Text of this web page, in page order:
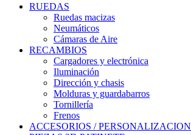
RUEDAS
Ruedas macizas
Neumáticos
Cámaras de Aire
RECAMBIOS
Cargadores y electrónica
Iluminación
Dirección y chasis
Molduras y guardabarros
Tornillería
Frenos
ACCESORIOS / PERSONALIZACION